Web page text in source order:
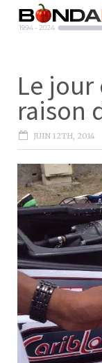
Le jour
raison
JUIN 12TH, 2014